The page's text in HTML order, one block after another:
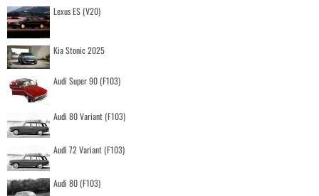
Lexus ES (V20)
Kia Stonic 2025
Audi Super 90 (F103)
Audi 80 Variant (F103)
Audi 72 Variant (F103)
Audi 80 (F103)